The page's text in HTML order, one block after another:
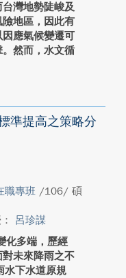
灣地勢陡峻及
地區，因此有
應氣候變遷可
然而，水文循
準提高之策略分
職專班 /106/ 碩
呂珍謀
化多端，歷經
未來降雨之不
水下水道原規